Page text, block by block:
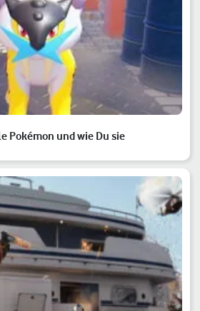
Pokémon und wie Du sie